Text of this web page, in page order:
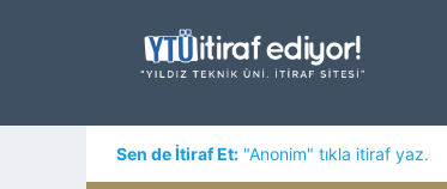
Sen de İtiraf Et: "Anonim" tıkla itiraf yaz.